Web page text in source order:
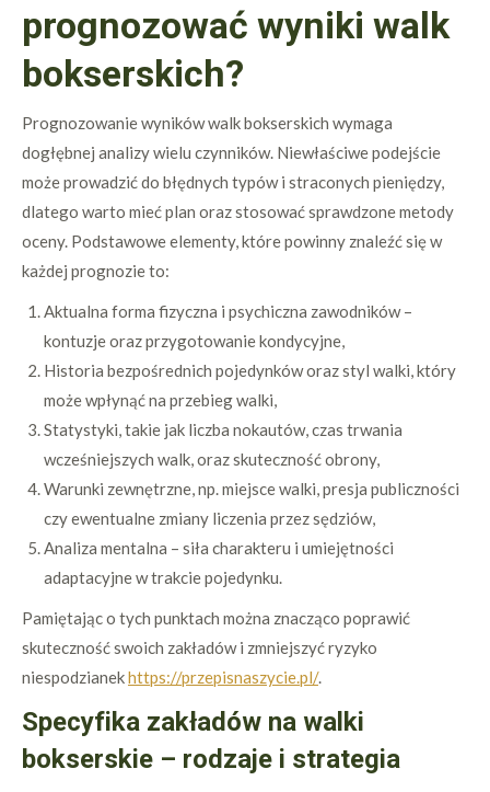
prognozować wyniki walk
bokserskich?
Prognozowanie wyników walk bokserskich wymaga
dogłębnej analizy wielu czynników. Niewłaściwe podejście
może prowadzić do błędnych typów i straconych pieniędzy,
dlatego warto mieć plan oraz stosować sprawdzone metody
oceny. Podstawowe elementy, które powinny znaleźć się w
każdej prognozie to:
Aktualna forma fizyczna i psychiczna zawodników –
kontuzje oraz przygotowanie kondycyjne,
Historia bezpośrednich pojedynków oraz styl walki, który
może wpłynąć na przebieg walki,
Statystyki, takie jak liczba nokautów, czas trwania
wcześniejszych walk, oraz skuteczność obrony,
Warunki zewnętrzne, np. miejsce walki, presja publiczności
czy ewentualne zmiany liczenia przez sędziów,
Analiza mentalna – siła charakteru i umiejętności
adaptacyjne w trakcie pojedynku.
Pamiętając o tych punktach można znacząco poprawić
skuteczność swoich zakładów i zmniejszyć ryzyko
niespodzianekhttps://przepisnaszycie.pl/.
Specyfika zakładów na walki
bokserskie – rodzaje i strategia